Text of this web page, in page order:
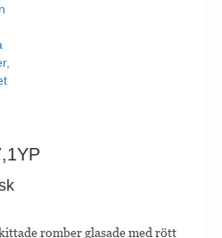
romber glasade med rött